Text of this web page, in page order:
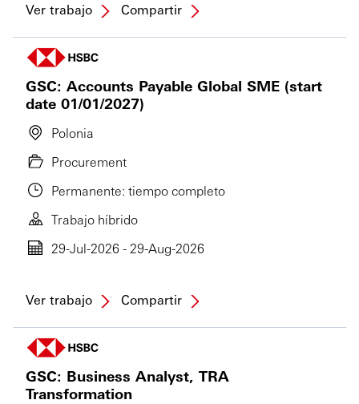
Ver trabajo Compartir
GSC: Accounts Payable Global SME (start
date 01/01/2027)
Polonia
Procurement
Permanente: tiempo completo
Trabajo híbrido
29-Jul-2026 - 29-Aug-2026
Ver trabajo Compartir
GSC: Business Analyst, TRA
Transformation